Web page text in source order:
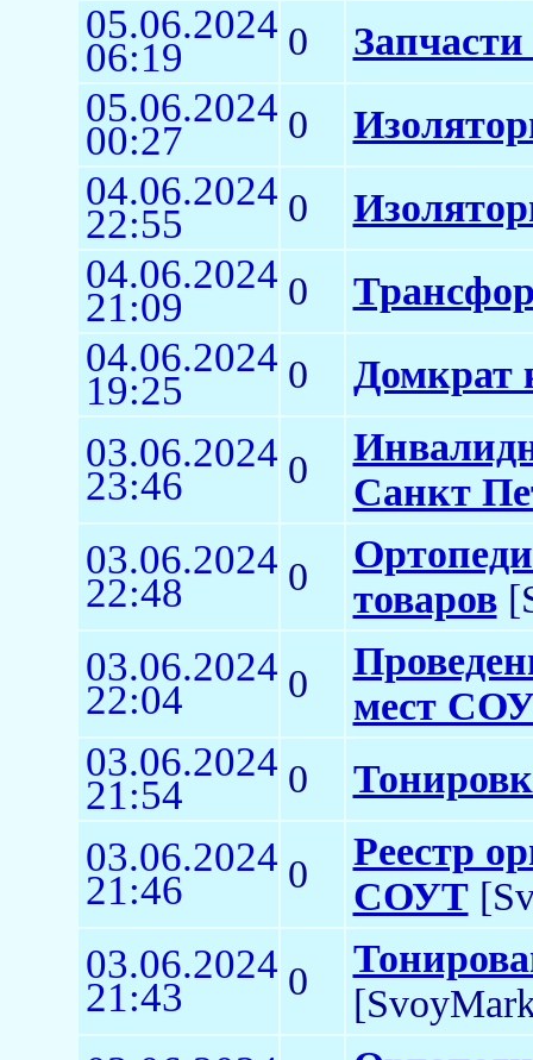
05.06.2024
06:19 0 Запчасти
05.06.2024
00:27 0
04.06.2024
22:55 0
04.06.2024
21:09 0
04.06.2024
19:25 0 Домкрат
03.06.2024
23:46 0
Санкт
03.06.2024
22:48 0
товаров
03.06.2024
22:04 0
мест
03.06.2024
21:54 0
03.06.2024
21:46 0
Реестр
СОУТ
03.06.2024
21:43 0